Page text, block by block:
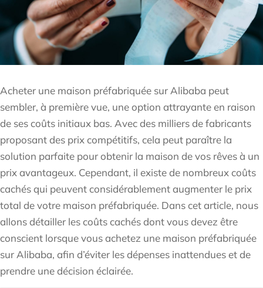
Acheter une maison préfabriquée sur Alibaba peut
sembler, à première vue, une option attrayante en raison
de ses coûts initiaux bas. Avec des milliers de fabricants
proposant des prix compétitifs, cela peut paraître la
solution parfaite pour obtenir la maison de vos rêves à un
prix avantageux. Cependant, il existe de nombreux coûts
cachés qui peuvent considérablement augmenter le prix
total de votre maison préfabriquée. Dans cet article, nous
allons détailler les coûts cachés dont vous devez être
conscient lorsque vous achetez une maison préfabriquée
sur Alibaba, afin d’éviter les dépenses inattendues et de
prendre une décision éclairée.